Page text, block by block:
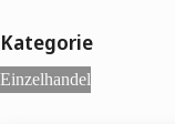
Kategorie
Einzelhandel